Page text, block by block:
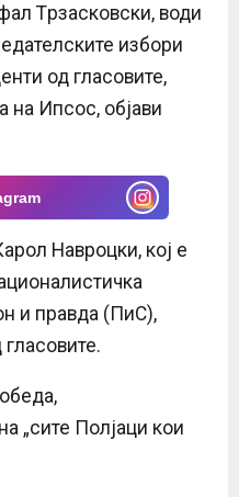
Tрзасковски, води
избори
од гласовите,
на Ипсос, објави
Навроцки, кој е
и правда (ПиС),
„сите Полјаци кои